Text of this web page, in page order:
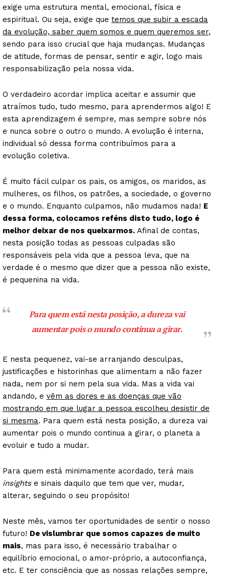
exige uma estrutura mental, emocional, física e
espiritual. Ou seja, exige que temos que subir a escada
da evolução, saber quem somos e quem queremos ser,
sendo para isso crucial que haja mudanças. Mudanças
de atitude, formas de pensar, sentir e agir, logo mais
responsabilização pela nossa vida.
O verdadeiro acordar implica aceitar e assumir que
atraímos tudo, tudo mesmo, para aprendermos algo! E
esta aprendizagem é sempre, mas sempre sobre nós
e nunca sobre o outro o mundo. A evolução é interna,
individual só dessa forma contribuímos para a
evolução coletiva.
É muito fácil culpar os pais, os amigos, os maridos, as
mulheres, os filhos, os patrões, a sociedade, o governo
e o mundo. Enquanto culpamos, não mudamos nada! E
dessa forma, colocamos reféns disto tudo, logo é
melhor deixar de nos queixarmos. Afinal de contas,
nesta posição todas as pessoas culpadas são
responsáveis pela vida que a pessoa leva, que na
verdade é o mesmo que dizer que a pessoa não existe,
é pequenina na vida.
Para quem está nesta posição, a dureza vai
aumentar pois o mundo continua a girar.
E nesta pequenez, vai-se arranjando desculpas,
justificações e historinhas que alimentam a não fazer
nada, nem por si nem pela sua vida. Mas a vida vai
andando, e vêm as dores e as doenças que vão
mostrando em que lugar a pessoa escolheu desistir de
si mesma. Para quem está nesta posição, a dureza vai
aumentar pois o mundo continua a girar, o planeta a
evoluir e tudo a mudar.
Para quem está minimamente acordado, terá mais
insightse sinais daquilo que tem que ver, mudar,
alterar, seguindo o seu propósito!
Neste mês, vamos ter oportunidades de sentir o nosso
futuro! De vislumbrar que somos capazes de muito
mais, mas para isso, é necessário trabalhar o
equilíbrio emocional, o amor-próprio, a autoconfiança,
etc. E ter consciência que as nossas relações sempre,